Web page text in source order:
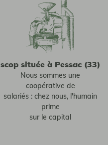
scop située à Pessac (33)
Nous sommes une
coopérative de
salariés : chez nous, l'humain
prime
sur le capital